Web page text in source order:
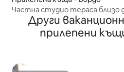
Частна студио тераса близо
Други
прилепени